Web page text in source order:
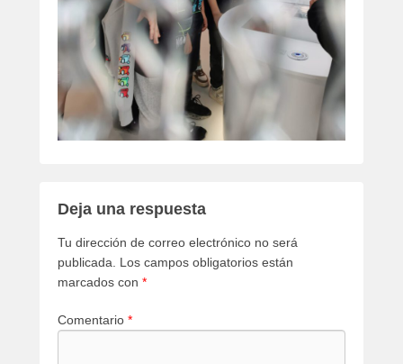
Deja una respuesta
Tu dirección de correo electrónico no será
publicada. Los campos obligatorios están
marcados con *
Comentario *